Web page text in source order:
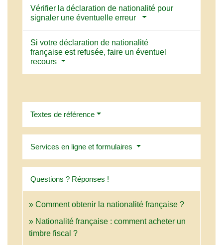
Vérifier la déclaration de nationalité pour
signaler une éventuelle erreur
Si votre déclaration de nationalité
française est refusée, faire un éventuel
recours
Textes de référence
Services en ligne et formulaires
Questions ? Réponses !
Comment obtenir la nationalité française ?
Nationalité française : comment acheter un
timbre fiscal ?